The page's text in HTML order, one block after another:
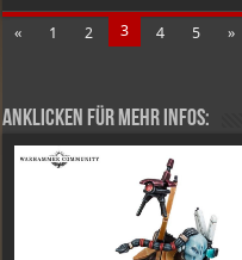
« 1 2 3 4 5 »
Anklicken für mehr Infos: